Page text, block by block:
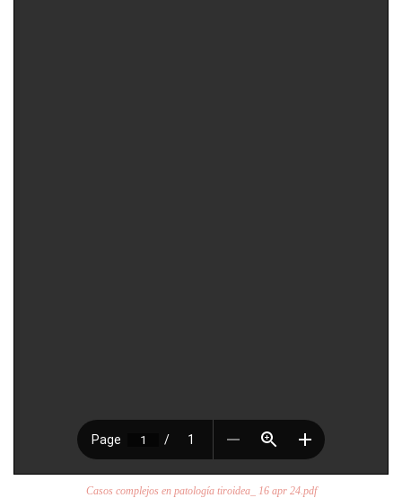
Casos complejos en patología tiroidea_ 16 apr 24.pdf